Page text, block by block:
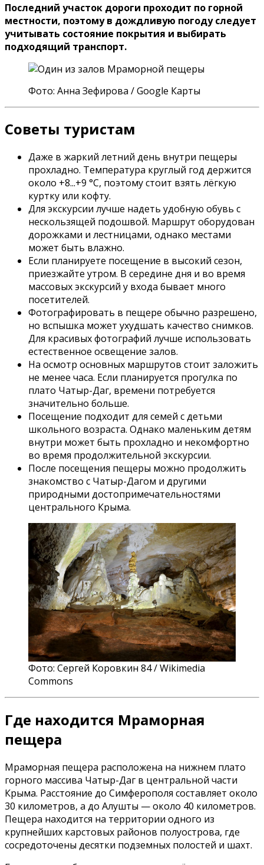
Последний участок дороги проходит по горной
местности, поэтому в дождливую погоду следует
учитывать состояние покрытия и выбирать
подходящий транспорт.
Фото: Анна Зефирова / Google Карты
Советы туристам
Даже в жаркий летний день внутри пещеры
прохладно. Температура круглый год держится
около +8...+9 °C, поэтому стоит взять лёгкую
куртку или кофту.
Для экскурсии лучше надеть удобную обувь с
нескользящей подошвой. Маршрут оборудован
дорожками и лестницами, однако местами
может быть влажно.
Если планируете посещение в высокий сезон,
приезжайте утром. В середине дня и во время
массовых экскурсий у входа бывает много
посетителей.
Фотографировать в пещере обычно разрешено,
но вспышка может ухудшать качество снимков.
Для красивых фотографий лучше использовать
естественное освещение залов.
На осмотр основных маршрутов стоит заложить
не менее часа. Если планируется прогулка по
плато Чатыр-Даг, времени потребуется
значительно больше.
Посещение подходит для семей с детьми
школьного возраста. Однако маленьким детям
внутри может быть прохладно и некомфортно
во время продолжительной экскурсии.
После посещения пещеры можно продолжить
знакомство с Чатыр-Дагом и другими
природными достопримечательностями
центрального Крыма.
Фото: Сергей Коровкин 84 / Wikimedia
Commons
Где находится Мраморная
пещера
Мраморная пещера расположена на нижнем плато
горного массива Чатыр-Даг в центральной части
Крыма. Расстояние до Симферополя составляет около
30 километров, а до Алушты — около 40 километров.
Пещера находится на территории одного из
крупнейших карстовых районов полуострова, где
сосредоточены десятки подземных полостей и шахт.